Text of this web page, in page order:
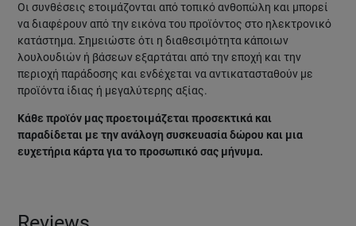
Οι συνθέσεις ετοιμάζονται από τοπικό ανθοπώλη και μπορεί
να διαφέρουν από την εικόνα του προϊόντος στο ηλεκτρονικό
κατάστημα. Σημειώστε ότι η διαθεσιμότητα κάποιων
λουλουδιών ή βάσεων εξαρτάται από την εποχή και την
περιοχή παράδοσης και ενδέχεται να αντικατασταθούν με
προϊόντα ίδιας ή μεγαλύτερης αξίας.
Κάθε προϊόν μας προετοιμάζεται προσεκτικά και
παραδίδεται με την ανάλογη συσκευασία δώρου και μια
ευχετήρια κάρτα για το προσωπικό σας μήνυμα.